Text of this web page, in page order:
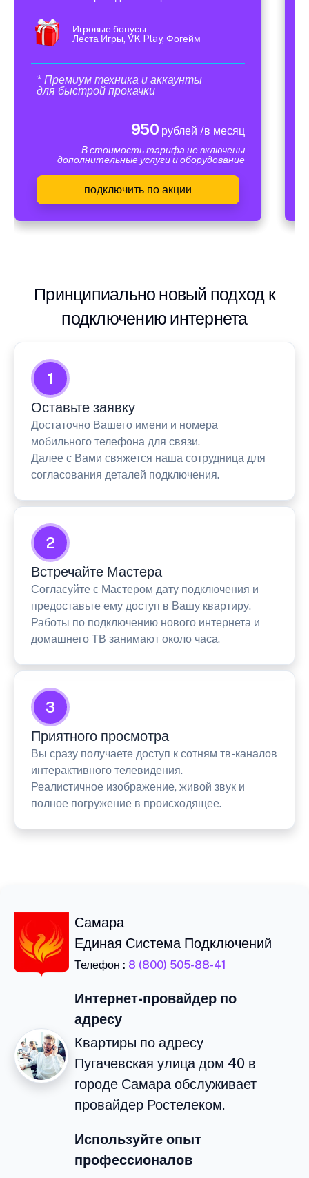
Игровые бонусы
Леста Игры, VK Play, Фогейм
* Премиум техника и аккаунты
для быстрой прокачки
950 рублей /в месяц
В стоимость тарифа не включены
дополнительные услуги и оборудование
подключить по акции
Принципиально новый подход к
подключению интернета
1
Оставьте заявку
Достаточно Вашего имени и номера
мобильного телефона для связи.
Далее с Вами свяжется наша сотрудница для
согласования деталей подключения.
2
Встречайте Мастера
Согласуйте с Мастером дату подключения и
предоставьте ему доступ в Вашу квартиру.
Работы по подключению нового интернета и
домашнего ТВ занимают около часа.
3
Приятного просмотра
Вы сразу получаете доступ к сотням тв-каналов
интерактивного телевидения.
Реалистичное изображение, живой звук и
полное погружение в происходящее.
Самара
Единая Система Подключений
Телефон : 8 (800) 505-88-41
Интернет-провайдер по
адресу
Квартиры по адресу
Пугачевская улица дом 40 в
городе Самара обслуживает
провайдер Ростелеком.
Используйте опыт
профессионалов